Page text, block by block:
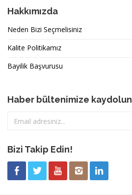
Hakkımızda
Neden Bizi Seçmelisiniz
Kalite Politikamız
Bayilik Başvurusu
Haber bültenimize kaydolun
Bizi Takip Edin!